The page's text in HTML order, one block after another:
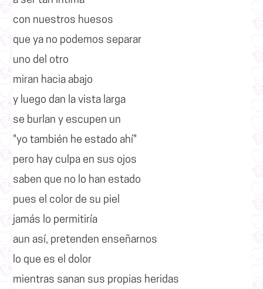
con nuestros huesos
que ya no podemos separar
uno del otro
miran hacia abajo
y luego dan la vista larga
se burlan y escupen un
"yo también he estado ahí"
pero hay culpa en sus ojos
saben que no lo han estado
pues el color de su piel
jamás lo permitiría
aun así, pretenden enseñarnos
lo que es el dolor
mientras sanan sus propias heridas